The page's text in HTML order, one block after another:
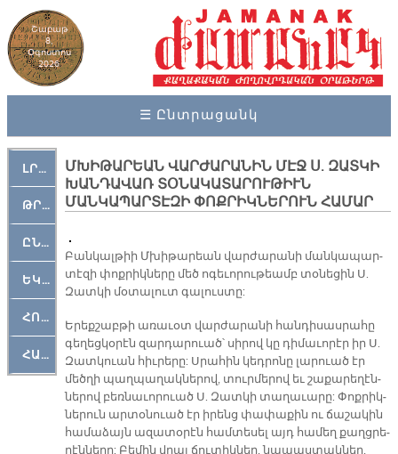
Շաբաթ
8,
Օգոստոս
2026
☰ Ընտրացանկ
ԼՐԱՀՈՍ
ԹՐՔԱՀԱՅ ԿԵԱՆՔ
ԸՆԿԵՐԱՄՇԱԿՈՒԹԱՅԻՆ
ԵԿԵՂԵՑԱԿԱՆ
ՀՈԳԵՄՏԱՒՈՐ
ՀԱՐԹԱԿ
ՄԽԻԹԱՐԵԱՆ ՎԱՐԺԱՐԱՆԻՆ ՄԷՋ Ս. ԶԱՏԿԻ
ԽԱՆԴԱՎԱՌ ՏՕՆԱԿԱՏԱՐՈՒԹԻՒՆ
ՄԱՆԿԱՊԱՐՏԷԶԻ ՓՈՔՐԻԿՆԵՐՈՒՆ ՀԱՄԱՐ
Բան­կալ­թիի Մխի­թա­րեան վար­­ժա­րա­նի ման­կա­պար­
տէ­զի փոք­րիկ­նե­րը մեծ ո­գե­ւո­րու­թեամբ տօ­նե­ցին Ս.
Զատ­կի մօ­տա­լուտ գա­լուս­տը:
Ե­րեք­շաբ­թի ա­ռա­ւօտ վար­ժա­րա­նի հան­դի­սաս­րա­հը
գե­ղեց­կօ­րէն զար­դա­րուած՝ սի­րով կը դի­մա­ւո­րէր իր Ս.
Զատ­կուան հիւ­րե­րը: Սրա­հին կեդ­րո­նը լա­րուած էր
մեծ­ղի պաղ­պա­ղակ­նե­րով, տուր­մե­րով եւ շա­քա­րե­ղէն­
նե­րով բեռ­նա­ւո­րուած Ս. Զատ­կի տա­ղա­ւա­րը: Փոք­րիկ­
նե­րուն արտօ­նուած էր ի­րենց փա­փա­քին ու ճա­շա­կին
հա­մա­ձայն ա­զա­տօ­րէն համ­տե­սել այդ հա­մեղ քաղց­րե­
ղէն­նե­րը: Բե­մին վրայ ճու­տիկ­ներ, նա­պաս­տակ­ներ,